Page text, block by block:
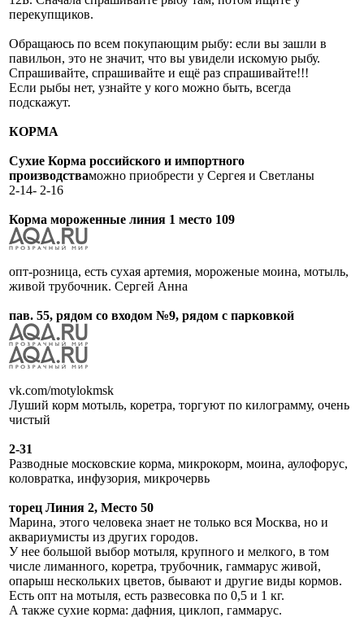
перекупщиков.
Обращаюсь по всем покупающим рыбу: если вы зашли в
павильон, это не значит, что вы увидели искомую рыбу.
Спрашивайте, спрашивайте и ещё раз спрашивайте!!!
Если рыбы нет, узнайте у кого можно быть, всегда
подскажут.
КОРМА
Сухие Корма российского и импортного
производстваможно приобрести у Сергея и Светланы
2-14- 2-16
Корма мороженные линия 1 место 109
опт-розница, есть сухая артемия, мороженые моина, мотыль,
живой трубочник. Сергей Анна
пав. 55, рядом со входом №9, рядом с парковкой
vk.com/motylokmsk
Луший корм мотыль, коретра, торгуют по килограмму, очень
чистый
2-31
Разводные московские корма, микрокорм, моина, аулофорус,
коловратка, инфузория, микрочервь
торец Линия 2, Место 50
Марина, этого человека знает не только вся Москва, но и
аквариумисты из других городов.
У нее большой выбор мотыля, крупного и мелкого, в том
числе лиманного, коретра, трубочник, гаммарус живой,
опарыш нескольких цветов, бывают и другие виды кормов.
Есть опт на мотыля, есть развесовка по 0,5 и 1 кг.
А также сухие корма: дафния, циклоп, гаммарус.